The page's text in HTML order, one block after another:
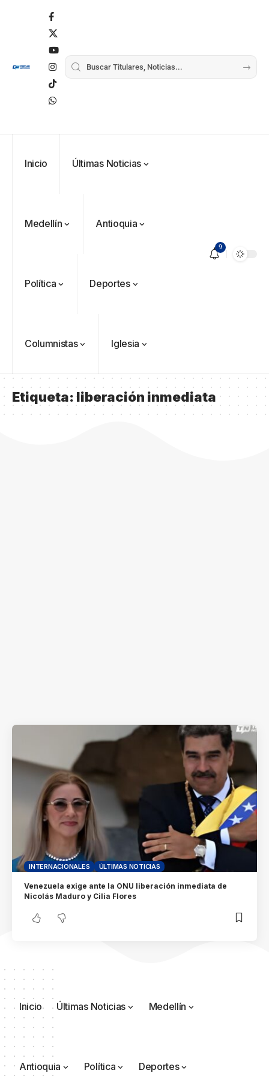
Inicio Últimas Noticias
Medellín Antioquia
Política Deportes
Columnistas Iglesia
9
Etiqueta:liberación inmediata
INTERNACIONALES ÚLTIMAS NOTICIAS
Venezuela exige ante la ONU liberación inmediata de
Nicolás Maduro y Cilia Flores
Inicio Últimas Noticias Medellín
Antioquia Política Deportes